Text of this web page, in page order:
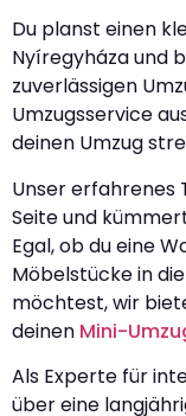
Du planst einen
Nyíregyháza und
zuverlässigen
Umzugsservice
deinen Umzug
Unser erfahrenes
Seite und
Egal, ob du eine
Möbelstücke in
möchtest, wir
deinen Mini-
Als Experte für
über eine